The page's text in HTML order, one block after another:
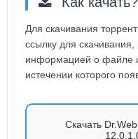
Для скачивания
ссылку для скачивания,
информацией о файле
истечении которого
Скачать